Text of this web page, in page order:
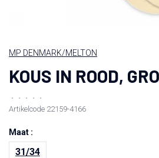
MP DENMARK/MELTON
KOUS IN ROOD,
• • • •
•
Artikelcode 22159-4166
Maat :
31/34